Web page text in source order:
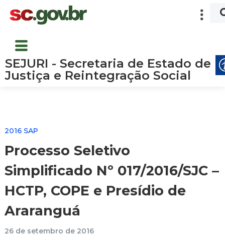
SEJURI - Secretaria de Estado de
Justiça e Reintegração Social
2016 SAP
Processo Seletivo
Simplificado Nº 017/2016/SJC –
HCTP, COPE e Presídio de
Araranguá
26 de setembro de 2016